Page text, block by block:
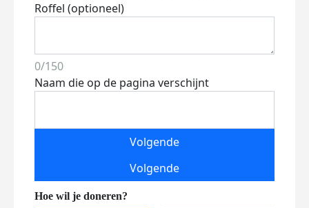
Roffel (optioneel)
0/150
Naam die op de pagina verschijnt
Volgende
Volgende